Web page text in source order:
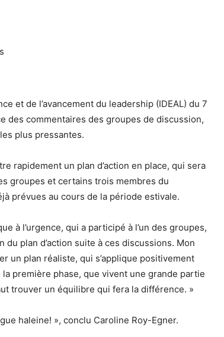
et de l’avancement du leadership (IDEAL) du 7
des commentaires des groupes de discussion,
plus pressantes.
rapidement un plan d’action en place, qui sera
groupes et certains trois membres du
prévues au cours de la période estivale.
à l’urgence, qui a participé à l’un des groupes,
du plan d’action suite à ces discussions. Mon
un plan réaliste, qui s’applique positivement
première phase, que vivent une grande partie
trouver un équilibre qui fera la différence. »
haleine! », conclu Caroline Roy-Egner.